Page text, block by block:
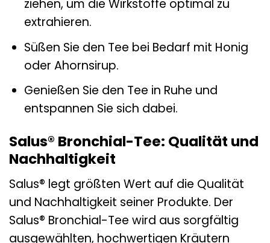
ziehen, um die Wirkstoffe optimal zu
extrahieren.
Süßen Sie den Tee bei Bedarf mit Honig
oder Ahornsirup.
Genießen Sie den Tee in Ruhe und
entspannen Sie sich dabei.
Salus® Bronchial-Tee: Qualität und
Nachhaltigkeit
Salus® legt größten Wert auf die Qualität
und Nachhaltigkeit seiner Produkte. Der
Salus® Bronchial-Tee wird aus sorgfältig
ausgewählten, hochwertigen Kräutern